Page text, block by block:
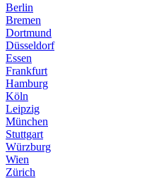
Berlin
Bremen
Dortmund
Düsseldorf
Essen
Frankfurt
Hamburg
Köln
Leipzig
München
Stuttgart
Würzburg
Wien
Zürich